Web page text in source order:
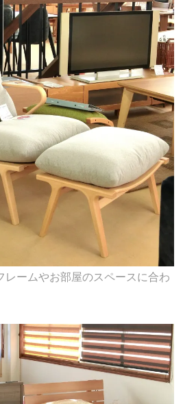
レームやお部屋のスペースに合わ